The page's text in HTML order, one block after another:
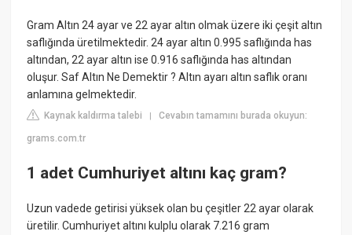
Gram Altın 24 ayar ve 22 ayar altın olmak üzere iki çeşit altın
saflığında üretilmektedir. 24 ayar altın 0.995 saflığında has
altından, 22 ayar altın ise 0.916 saflığında has altından
oluşur. Saf Altın Ne Demektir ? Altın ayarı altın saflık oranı
anlamına gelmektedir.
Kaynak kaldırma talebi |Cevabın tamamını burada okuyun:
grams.com.tr
1 adet Cumhuriyet altını kaç gram?
Uzun vadede getirisi yüksek olan bu çeşitler 22 ayar olarak
üretilir. Cumhuriyet altını kulplu olarak 7.216 gram